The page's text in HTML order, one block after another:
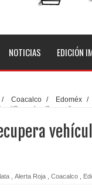
NOTICIAS EDICIÓN
/ Coacalco / Edoméx /
“Coacalco Seguro”
Alerta Roja Coacalco